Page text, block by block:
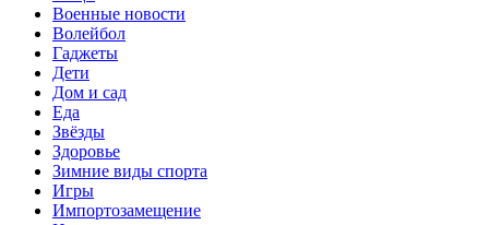
Военные новости
Волейбол
Гаджеты
Дети
Дом и сад
Еда
Звёзды
Здоровье
Зимние виды спорта
Игры
Импортозамещение